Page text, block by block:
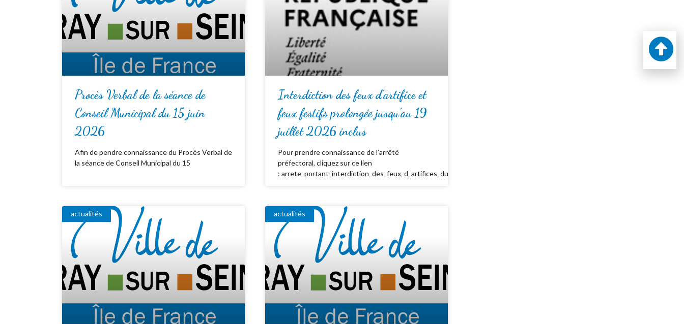
Procès Verbal de la séance de
Conseil Municipal du 15 juin
2026
Afin de pendre connaissance du Procès Verbal de
la séance de Conseil Municipal du 15
Interdiction des feux d’artifice et
feux festifs prolongée jusqu’au 19
juillet 2026 inclus
Pour prendre connaissance de l’arrêté
préfectoral, cliquez sur ce lien
: arrete_portant_interdiction_des_feux_d_artifices_du_15_au_19_juillet_2026
actualités actualités